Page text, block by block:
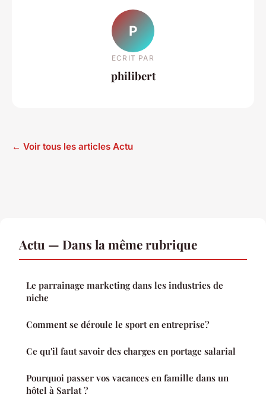
P
ECRIT PAR
philibert
← Voir tous les articles Actu
Actu — Dans la même rubrique
Le parrainage marketing dans les industries de
niche
Comment se déroule le sport en entreprise?
Ce qu'il faut savoir des charges en portage salarial
Pourquoi passer vos vacances en famille dans un
hôtel à Sarlat ?